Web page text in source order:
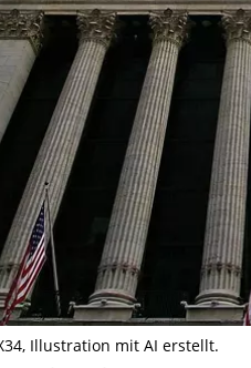
Illustration mit AI erstellt.